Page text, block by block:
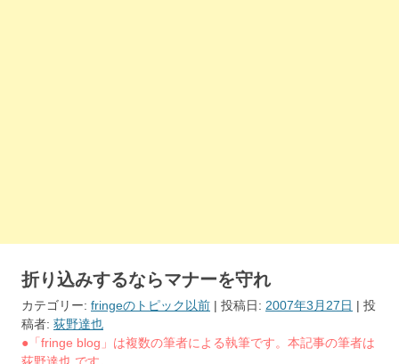
折り込みするならマナーを守れ
カテゴリー: fringeのトピック以前 | 投稿日: 2007年3月27日 | 投
稿者: 荻野達也
●「fringe blog」は複数の筆者による執筆です。本記事の筆者は